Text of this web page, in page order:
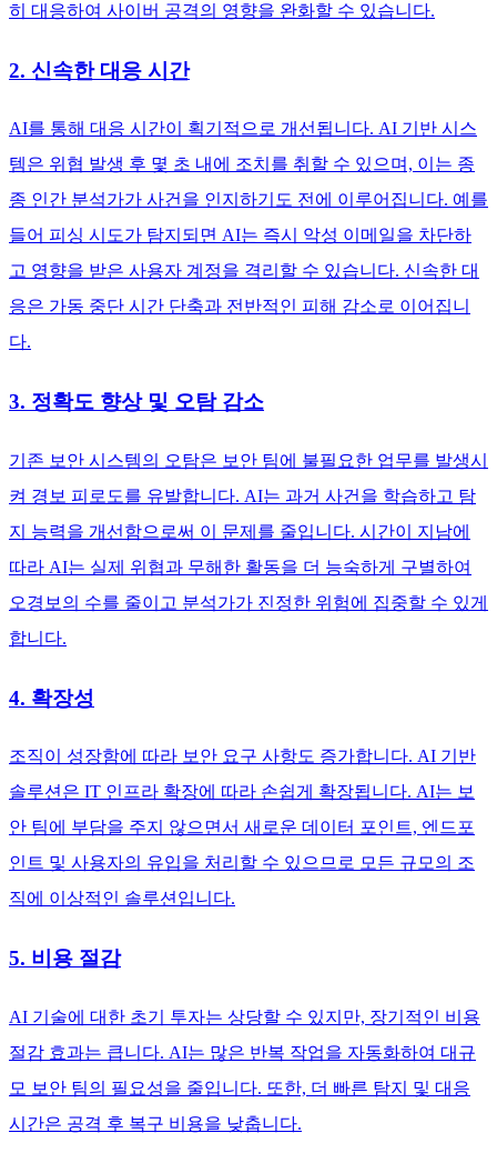
히 대응하여 사이버 공격의 영향을 완화할 수 있습니다.
2. 신속한 대응 시간
AI를 통해 대응 시간이 획기적으로 개선됩니다. AI 기반 시스
템은 위협 발생 후 몇 초 내에 조치를 취할 수 있으며, 이는 종
종 인간 분석가가 사건을 인지하기도 전에 이루어집니다. 예를
들어 피싱 시도가 탐지되면 AI는 즉시 악성 이메일을 차단하
고 영향을 받은 사용자 계정을 격리할 수 있습니다. 신속한 대
응은 가동 중단 시간 단축과 전반적인 피해 감소로 이어집니
다.
3. 정확도 향상 및 오탐 감소
기존 보안 시스템의 오탐은 보안 팀에 불필요한 업무를 발생시
켜 경보 피로도를 유발합니다. AI는 과거 사건을 학습하고 탐
지 능력을 개선함으로써 이 문제를 줄입니다. 시간이 지남에
따라 AI는 실제 위협과 무해한 활동을 더 능숙하게 구별하여
오경보의 수를 줄이고 분석가가 진정한 위험에 집중할 수 있게
합니다.
4. 확장성
조직이 성장함에 따라 보안 요구 사항도 증가합니다. AI 기반
솔루션은 IT 인프라 확장에 따라 손쉽게 확장됩니다. AI는 보
안 팀에 부담을 주지 않으면서 새로운 데이터 포인트, 엔드포
인트 및 사용자의 유입을 처리할 수 있으므로 모든 규모의 조
직에 이상적인 솔루션입니다.
5. 비용 절감
AI 기술에 대한 초기 투자는 상당할 수 있지만, 장기적인 비용
절감 효과는 큽니다. AI는 많은 반복 작업을 자동화하여 대규
모 보안 팀의 필요성을 줄입니다. 또한, 더 빠른 탐지 및 대응
시간은 공격 후 복구 비용을 낮춥니다.